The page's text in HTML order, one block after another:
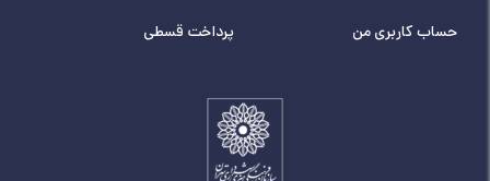
حساب کاربری من
پرداخت قسطی